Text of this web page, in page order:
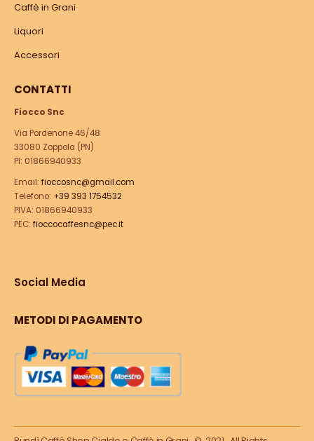
Caffè in Grani
Liquori
Accessori
CONTATTI
Fiocco Snc
Via Pordenone 46/48
33080 Zoppola (PN)
PI: 01866940933
Email: fioccosnc@gmail.com
Telefono: +39 393 1754532
PIVA: 01866940933
PEC: fioccocaffesnc@pec.it
Social Media
METODI DI PAGAMENTO